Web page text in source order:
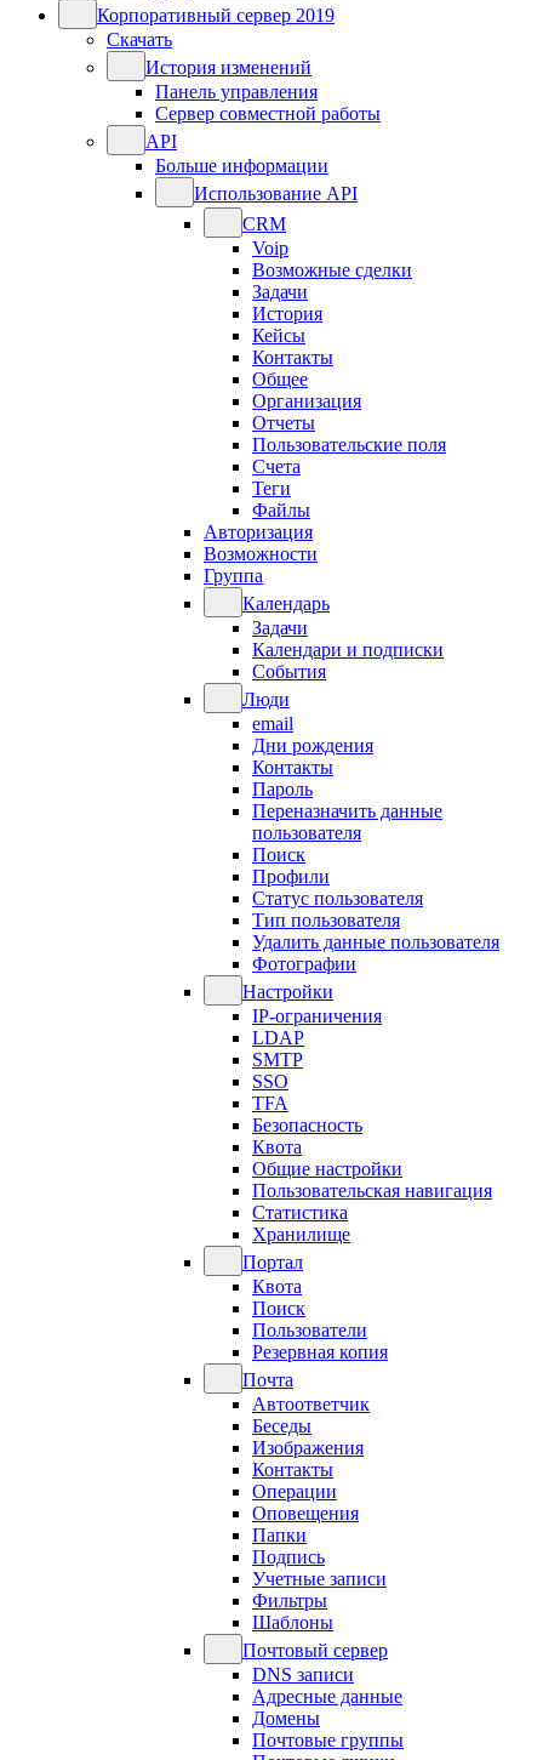
Корпоративный сервер 2019
Скачать
История изменений
Панель управления
Сервер совместной работы
API
Больше информации
Использование API
CRM
Voip
Возможные сделки
Задачи
История
Кейсы
Контакты
Общее
Организация
Отчеты
Пользовательские поля
Счета
Теги
Файлы
Авторизация
Возможности
Группа
Календарь
Задачи
Календари и подписки
События
Люди
email
Дни рождения
Контакты
Пароль
Переназначить данные
пользователя
Поиск
Профили
Статус пользователя
Тип пользователя
Удалить данные пользователя
Фотографии
Настройки
IP-ограничения
LDAP
SMTP
SSO
TFA
Безопасность
Квота
Общие настройки
Пользовательская навигация
Статистика
Хранилище
Портал
Квота
Поиск
Пользователи
Резервная копия
Почта
Автоответчик
Беседы
Изображения
Контакты
Операции
Оповещения
Папки
Подпись
Учетные записи
Фильтры
Шаблоны
Почтовый сервер
DNS записи
Адресные данные
Домены
Почтовые группы